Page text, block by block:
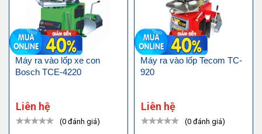
Máy ra vào lốp xe con
Bosch TCE-4220
Liên hệ
(0 đánh giá)
Máy ra vào lốp Tecom TC-
920
Liên hệ
(0 đánh giá)